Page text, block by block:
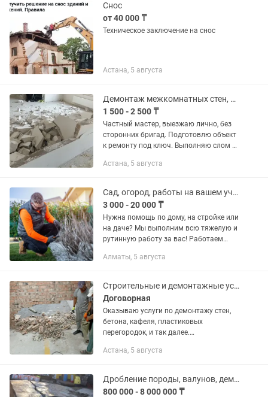
Снос
от 40 000 ₸
Техническое заключение на снос
Астана, 5 августа
Демонтаж межкомнатных стен, снос санузлов, вывоз мусора
1 500 - 2 500 ₸
Частный мастер, выезжаю лично, без
сторонних бригад. Подготовлю объект
к ремонту под ключ. Выполняю слом и
перегородок (сибит, кирпич, Газоблоки,
Астана, 5 августа
Сад, огород, работы на вашем участке
3 000 - 20 000 ₸
Нужна помощь по дому, на стройке или
на даче? Мы выполним всю тяжелую и
рутинную работу за вас! Работаем
перекуров. Что мы делаем: •
Алматы, 5 августа
Строительные и демонтажные услуги. Снос и кладка стен. Вырез дверного прое
Договорная
Оказываю услуги по демонтажу стен,
бетона, кафеля, пластиковых
перегородок, и так далее.
проекту. Кладка стен производится
стене...
Астана, 5 августа
Дробление породы, валунов, демонтаж бетона, снос зданий без взрыва.
800 000 - 8 000 000 ₸